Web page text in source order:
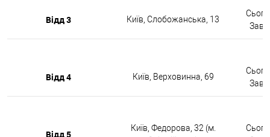
Відд 3 Київ, Слобожанська, 13
Відд 4 Київ, Верховинна, 69
Відд 5
Київ, Федорова, 32 (м.